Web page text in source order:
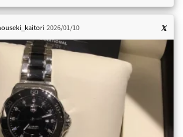
2026/01/10